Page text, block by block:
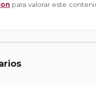
para valorar este